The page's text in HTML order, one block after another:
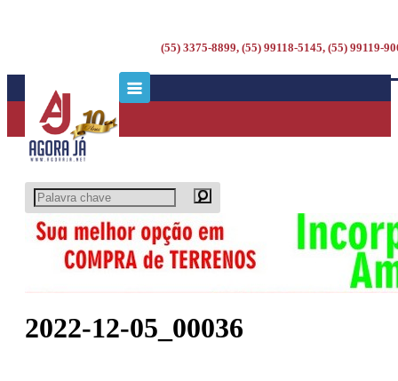
(55) 3375-8899, (55) 99118-5145, (55) 99119-
2022-12-05_00036